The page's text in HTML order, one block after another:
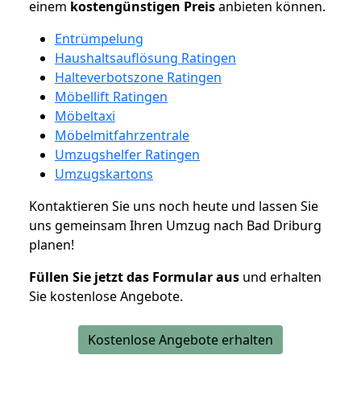
einem kostengünstigen Preisanbieten können.
Entrümpelung
Haushaltsauflösung Ratingen
Halteverbotszone Ratingen
Möbellift Ratingen
Möbeltaxi
Möbelmitfahrzentrale
Umzugshelfer Ratingen
Umzugskartons
Kontaktieren Sie uns noch heute und lassen Sie
uns gemeinsam Ihren Umzug nach Bad Driburg
planen!
Füllen Sie jetzt das Formular aus und erhalten
Sie kostenlose Angebote.
Kostenlose Angebote erhalten